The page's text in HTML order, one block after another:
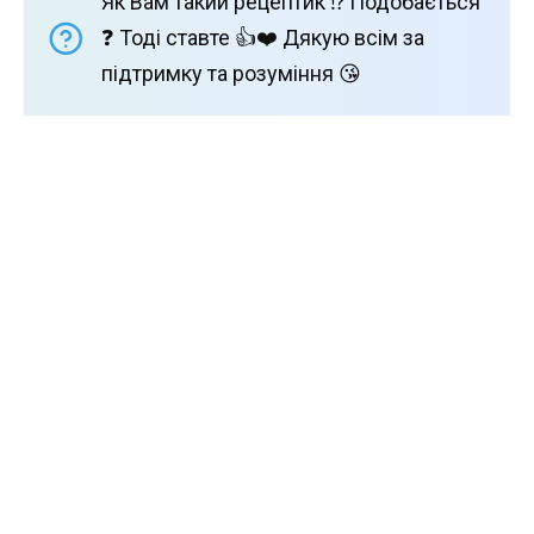
❓ Тоді ставте 👍❤️ Дякую всім за
підтримку та розуміння 😘